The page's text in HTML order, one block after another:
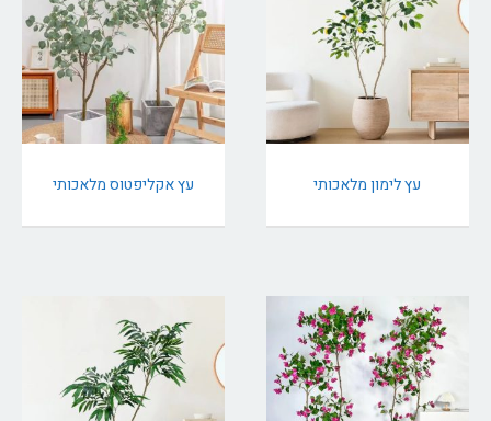
עץ לימון מלאכותי עץ אקליפטוס מלאכותי